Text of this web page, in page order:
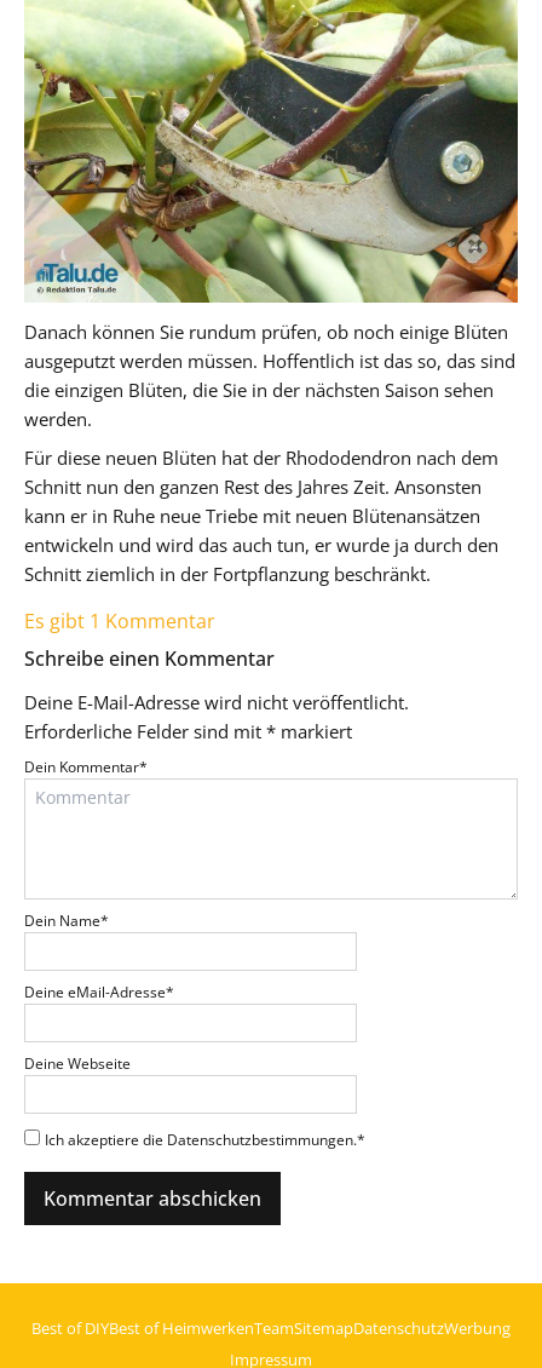
Danach können Sie rundum prüfen, ob noch einige Blüten
ausgeputzt werden müssen. Hoffentlich ist das so, das sind
die einzigen Blüten, die Sie in der nächsten Saison sehen
werden.
Für diese neuen Blüten hat der Rhododendron nach dem
Schnitt nun den ganzen Rest des Jahres Zeit. Ansonsten
kann er in Ruhe neue Triebe mit neuen Blütenansätzen
entwickeln und wird das auch tun, er wurde ja durch den
Schnitt ziemlich in der Fortpflanzung beschränkt.
Es gibt 1 Kommentar
Schreibe einen Kommentar
Deine E-Mail-Adresse wird nicht veröffentlicht.
Erforderliche Felder sind mit * markiert
Dein Kommentar*
Dein Name*
Deine eMail-Adresse*
Deine Webseite
Ich akzeptiere die Datenschutzbestimmungen.*
Best of DIYBest of HeimwerkenTeamSitemapDatenschutzWerbung
Impressum